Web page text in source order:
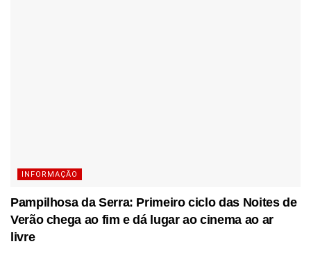
INFORMAÇÃO
Pampilhosa da Serra: Primeiro ciclo das Noites de
Verão chega ao fim e dá lugar ao cinema ao ar
livre